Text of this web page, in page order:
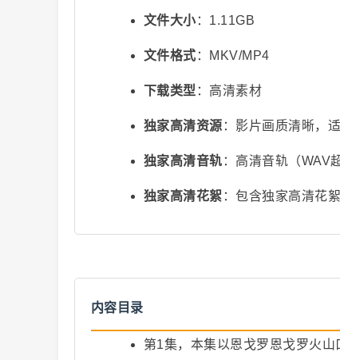
频
文件大小：1.11GB
文件格式 ：MKV/MP4
下载类型 ：高清素材
独家高清资源 ：影片画质清晰，
独家高清音轨 ：高清音轨（WAV
独家高清花絮 ：包含独家高清花
内容目录
第1集，本集以恩戈罗恩戈罗火